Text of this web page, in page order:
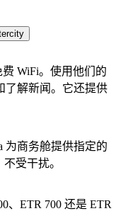
费 WiFi。使用他们的
了解新闻。它还提供
为商务舱提供指定的
受干扰。
、ETR 700 还是 ETR